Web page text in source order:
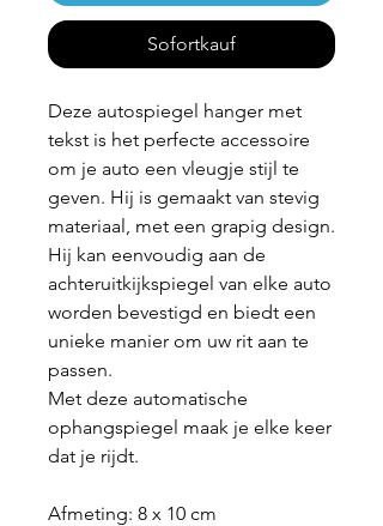
Sofortkauf
Deze autospiegel hanger met
tekst is het perfecte accessoire
om je auto een vleugje stijl te
geven. Hij is gemaakt van stevig
materiaal, met een grapig design.
Hij kan eenvoudig aan de
achteruitkijkspiegel van elke auto
worden bevestigd en biedt een
unieke manier om uw rit aan te
passen.
Met deze automatische
ophangspiegel maak je elke keer
dat je rijdt.
Afmeting: 8 x 10 cm